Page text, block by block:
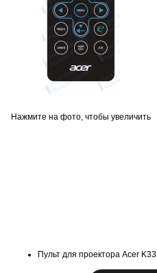
Нажмите на фото, чтобы увеличить
Пульт для проектора Acer K33